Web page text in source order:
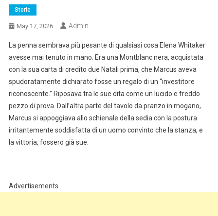
Storie
May 17, 2026 Admin
La penna sembrava più pesante di qualsiasi cosa Elena Whitaker
avesse mai tenuto in mano. Era una Montblanc nera, acquistata
con la sua carta di credito due Natali prima, che Marcus aveva
spudoratamente dichiarato fosse un regalo di un “investitore
riconoscente.” Riposava tra le sue dita come un lucido e freddo
pezzo di prova. Dall’altra parte del tavolo da pranzo in mogano,
Marcus si appoggiava allo schienale della sedia con la postura
irritantemente soddisfatta di un uomo convinto che la stanza, e
la vittoria, fossero già sue.
Advertisements